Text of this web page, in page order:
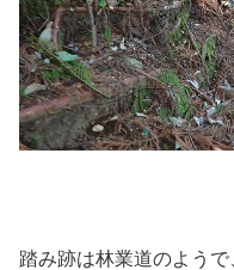
踏み跡は林業道のよう